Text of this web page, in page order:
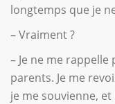
longtemps que je
– Vraiment ?
– Je ne me rappelle
parents. Je me
je me souvienne,